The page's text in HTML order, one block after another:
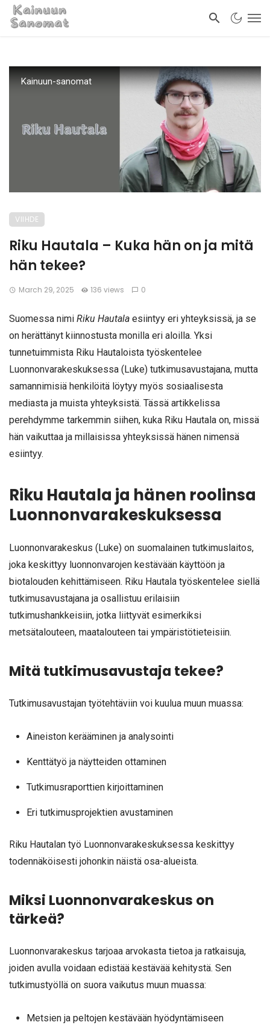
Kainuun-sanomat
VIIHDE
Riku Hautala – Kuka hän on ja mitä
hän tekee?
March 29, 2025 136 views 0
Suomessa nimi Riku Hautala esiintyy eri yhteyksissä, ja se
on herättänyt kiinnostusta monilla eri aloilla. Yksi
tunnetuimmista Riku Hautaloista työskentelee
Luonnonvarakeskuksessa (Luke) tutkimusavustajana, mutta
samannimisiä henkilöitä löytyy myös sosiaalisesta
mediasta ja muista yhteyksistä. Tässä artikkelissa
perehdymme tarkemmin siihen, kuka Riku Hautala on, missä
hän vaikuttaa ja millaisissa yhteyksissä hänen nimensä
esiintyy.
Riku Hautala ja hänen roolinsa
Luonnonvarakeskuksessa
Luonnonvarakeskus (Luke) on suomalainen tutkimuslaitos,
joka keskittyy luonnonvarojen kestävään käyttöön ja
biotalouden kehittämiseen. Riku Hautala työskentelee siellä
tutkimusavustajana ja osallistuu erilaisiin
tutkimushankkeisiin, jotka liittyvät esimerkiksi
metsätalouteen, maatalouteen tai ympäristötieteisiin.
Mitä tutkimusavustaja tekee?
Tutkimusavustajan työtehtäviin voi kuulua muun muassa:
Aineiston kerääminen ja analysointi
Kenttätyö ja näytteiden ottaminen
Tutkimusraporttien kirjoittaminen
Eri tutkimusprojektien avustaminen
Riku Hautalan työ Luonnonvarakeskuksessa keskittyy
todennäköisesti johonkin näistä osa-alueista.
Miksi Luonnonvarakeskus on
tärkeä?
Luonnonvarakeskus tarjoaa arvokasta tietoa ja ratkaisuja,
joiden avulla voidaan edistää kestävää kehitystä. Sen
tutkimustyöllä on suora vaikutus muun muassa:
Metsien ja peltojen kestävään hyödyntämiseen